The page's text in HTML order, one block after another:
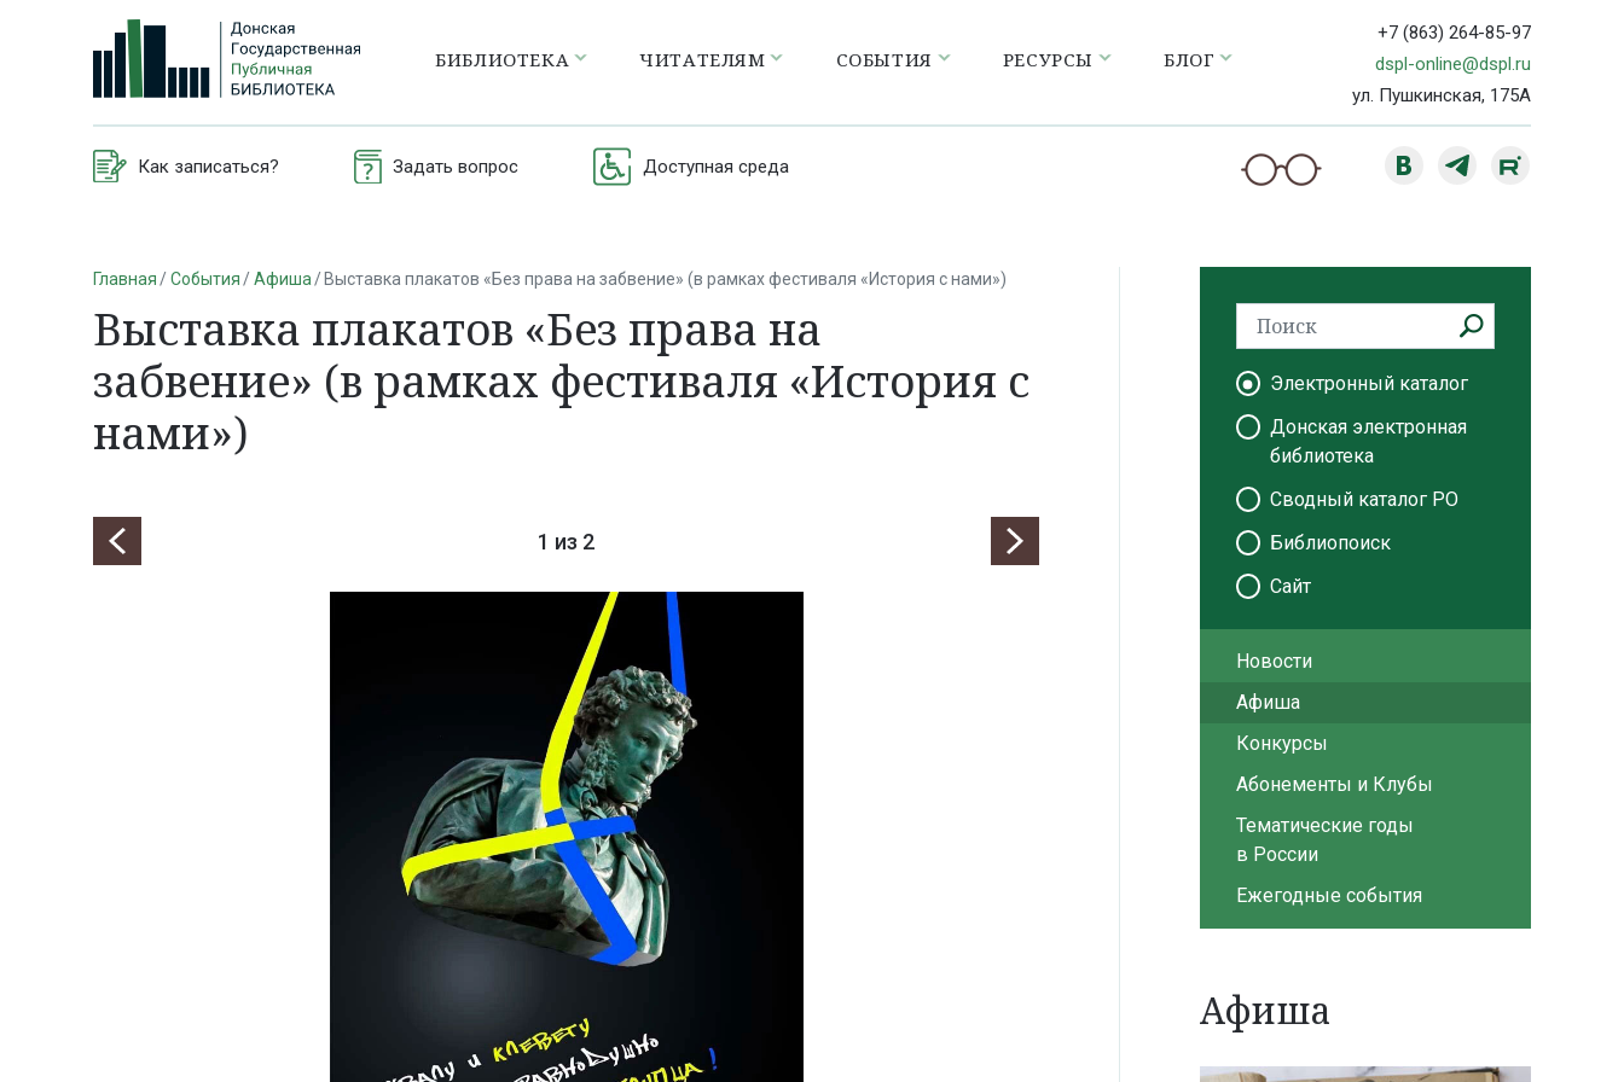
БИБЛИОТЕКА ЧИТАТЕЛЯМ СОБЫТИЯ РЕСУРСЫ БЛОГ
+7 (863) 264-85-97
dspl-online@dspl.ru
ул. Пушкинская, 175А
Как записаться? Задать вопрос Доступная среда
Главная События Афиша Выставка плакатов «Без права на забвение» (в рамках фестиваля «История с нами»)
Выставка плакатов «Без права на
забвение» (в рамках фестиваля «История с
нами»)
1 из 2
Электронный каталог
Донская электронная
библиотека
Сводный каталог РО
Библиопоиск
Сайт
Новости
Афиша
Конкурсы
Абонементы и Клубы
Тематические годы
в России
Ежегодные события
Афиша